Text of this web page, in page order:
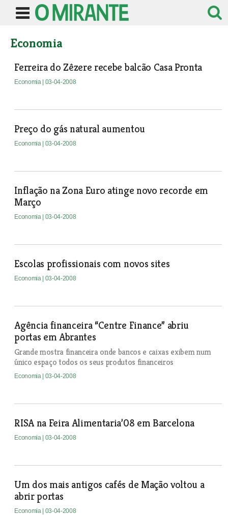
Economia
Ferreira do Zêzere recebe balcão Casa Pronta
Economia | 03-04-2008
Preço do gás natural aumentou
Economia | 03-04-2008
Inflação na Zona Euro atinge novo recorde em
Março
Economia | 03-04-2008
Escolas profissionais com novos sites
Economia | 03-04-2008
Agência financeira “Centre Finance” abriu
portas em Abrantes
Grande mostra financeira onde bancos e caixas exibem num
único espaço todos os seus produtos financeiros
Economia | 03-04-2008
RISA na Feira Alimentaria’08 em Barcelona
Economia | 03-04-2008
Um dos mais antigos cafés de Mação voltou a
abrir portas
Economia | 03-04-2008